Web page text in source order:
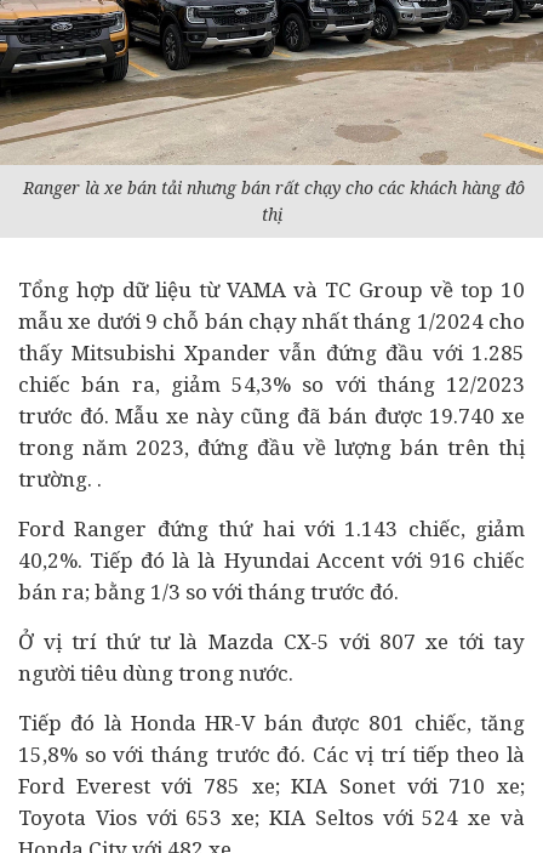
Ranger là xe bán tải nhưng bán rất chạy cho các khách hàng đô
thị
Tổng hợp dữ liệu từ VAMA và TC Group về top 10
mẫu xe dưới 9 chỗ bán chạy nhất tháng 1/2024 cho
thấy Mitsubishi Xpander vẫn đứng đầu với 1.285
chiếc bán ra, giảm 54,3% so với tháng 12/2023
trước đó. Mẫu xe này cũng đã bán được 19.740 xe
trong năm 2023, đứng đầu về lượng bán trên thị
trường. .
Ford Ranger đứng thứ hai với 1.143 chiếc, giảm
40,2%. Tiếp đó là là Hyundai Accent với 916 chiếc
bán ra; bằng 1/3 so với tháng trước đó.
Ở vị trí thứ tư là Mazda CX-5 với 807 xe tới tay
ngườitiêu dùngtrong nước.
Tiếp đó là Honda HR-V bán được 801 chiếc, tăng
15,8% so với tháng trước đó. Các vị trí tiếp theo là
Ford Everest với 785 xe; KIA Sonet với 710 xe;
Toyota Vios với 653 xe; KIA Seltos với 524 xe và